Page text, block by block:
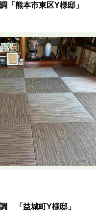
「熊本市東区Y様邸」
「益城町Y様邸」